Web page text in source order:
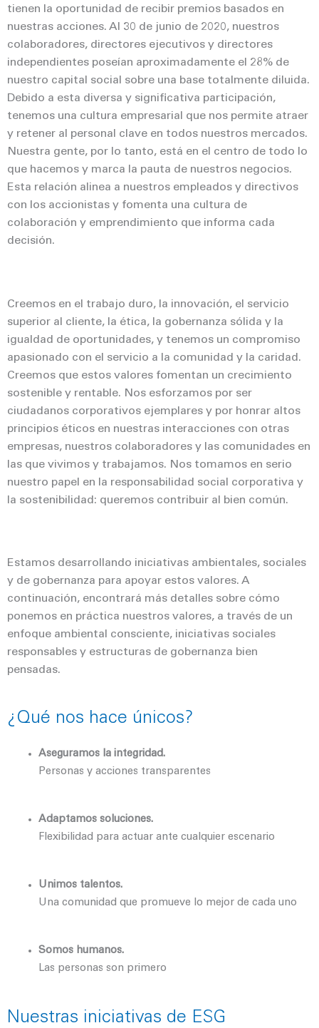
tienen la oportunidad de recibir premios basados en
nuestras acciones. Al 30 de junio de 2020, nuestros
colaboradores, directores ejecutivos y directores
independientes poseían aproximadamente el 28% de
nuestro capital social sobre una base totalmente diluida.
Debido a esta diversa y significativa participación,
tenemos una cultura empresarial que nos permite atraer
y retener al personal clave en todos nuestros mercados.
Nuestra gente, por lo tanto, está en el centro de todo lo
que hacemos y marca la pauta de nuestros negocios.
Esta relación alinea a nuestros empleados y directivos
con los accionistas y fomenta una cultura de
colaboración y emprendimiento que informa cada
decisión.
Creemos en el trabajo duro, la innovación, el servicio
superior al cliente, la ética, la gobernanza sólida y la
igualdad de oportunidades, y tenemos un compromiso
apasionado con el servicio a la comunidad y la caridad.
Creemos que estos valores fomentan un crecimiento
sostenible y rentable. Nos esforzamos por ser
ciudadanos corporativos ejemplares y por honrar altos
principios éticos en nuestras interacciones con otras
empresas, nuestros colaboradores y las comunidades en
las que vivimos y trabajamos. Nos tomamos en serio
nuestro papel en la responsabilidad social corporativa y
la sostenibilidad: queremos contribuir al bien común.
Estamos desarrollando iniciativas ambientales, sociales
y de gobernanza para apoyar estos valores. A
continuación, encontrará más detalles sobre cómo
ponemos en práctica nuestros valores, a través de un
enfoque ambiental consciente, iniciativas sociales
responsables y estructuras de gobernanza bien
pensadas.
¿Qué nos hace únicos?
Aseguramos la integridad.
Personas y acciones transparentes
Adaptamos soluciones.
Flexibilidad para actuar ante cualquier escenario
Unimos talentos.
Una comunidad que promueve lo mejor de cada uno
Somos humanos.
Las personas son primero
Nuestras iniciativas de ESG